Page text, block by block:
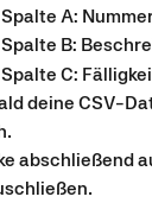
Spalte A:
Spalte B:
Spalte C:
deine CSV-
abschließend